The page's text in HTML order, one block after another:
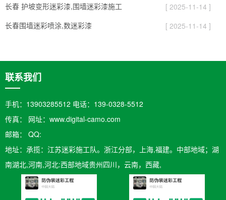
长春 护坡变形迷彩漆,围墙迷彩漆施工
[ 2025-11-14 ]
长春围墙迷彩喷涂,数迷彩漆
[ 2025-11-14 ]
联系我们
手机：13903285512 电话：139-0328-5512
传真： 网址：www.digital-camo.com
邮箱：​ QQ:
地址：承揽：江苏迷彩施工队。浙江分部，上海,福建。中部地域；湖
南湖北,河南,河北:西部地域贵州四川，云南，西藏,